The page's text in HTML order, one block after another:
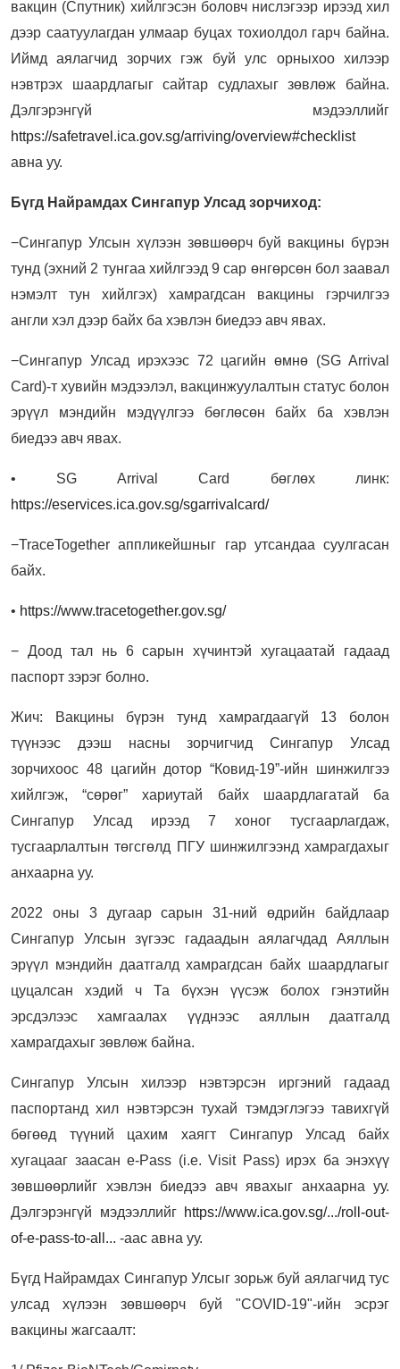
вакцин (Спутник) хийлгэсэн боловч нислэгээр ирээд хил
дээр саатуулагдан улмаар буцах тохиолдол гарч байна.
Иймд аялагчид зорчих гэж буй улс орныхоо хилээр
нэвтрэх шаардлагыг сайтар судлахыг зөвлөж байна.
Дэлгэрэнгүй мэдээллийг
https://safetravel.ica.gov.sg/arriving/overview#checklist
авна уу.
Бүгд Найрамдах Сингапур Улсад зорчиход:
−Сингапур Улсын хүлээн зөвшөөрч буй вакцины бүрэн
тунд (эхний 2 тунгаа хийлгээд 9 сар өнгөрсөн бол заавал
нэмэлт тун хийлгэх) хамрагдсан вакцины гэрчилгээ
англи хэл дээр байх ба хэвлэн биедээ авч явах.
−Сингапур Улсад ирэхээс 72 цагийн өмнө (SG Arrival
Card)-т хувийн мэдээлэл, вакцинжуулалтын статус болон
эрүүл мэндийн мэдүүлгээ бөглөсөн байх ба хэвлэн
биедээ авч явах.
• SG Arrival Card бөглөх линк:
https://eservices.ica.gov.sg/sgarrivalcard/
−TraceTogether аппликейшныг гар утсандаа суулгасан
байх.
• https://www.tracetogether.gov.sg/
− Доод тал нь 6 сарын хүчинтэй хугацаатай гадаад
паспорт зэрэг болно.
Жич: Вакцины бүрэн тунд хамрагдаагүй 13 болон
түүнээс дээш насны зорчигчид Сингапур Улсад
зорчихоос 48 цагийн дотор “Ковид-19”-ийн шинжилгээ
хийлгэж, “сөрөг” хариутай байх шаардлагатай ба
Сингапур Улсад ирээд 7 хоног тусгаарлагдаж,
тусгаарлалтын төгсгөлд ПГУ шинжилгээнд хамрагдахыг
анхаарна уу.
2022 оны 3 дугаар сарын 31-ний өдрийн байдлаар
Сингапур Улсын зүгээс гадаадын аялагчдад Аяллын
эрүүл мэндийн даатгалд хамрагдсан байх шаардлагыг
цуцалсан хэдий ч Та бүхэн үүсэж болох гэнэтийн
эрсдэлээс хамгаалах үүднээс аяллын даатгалд
хамрагдахыг зөвлөж байна.
Сингапур Улсын хилээр нэвтэрсэн иргэний гадаад
паспортанд хил нэвтэрсэн тухай тэмдэглэгээ тавихгүй
бөгөөд түүний цахим хаягт Сингапур Улсад байх
хугацааг заасан e-Pass (i.e. Visit Pass) ирэх ба энэхүү
зөвшөөрлийг хэвлэн биедээ авч явахыг анхаарна уу.
Дэлгэрэнгүй мэдээллийг https://www.ica.gov.sg/.../roll-out-
of-e-pass-to-all... -аас авна уу.
Бүгд Найрамдах Сингапур Улсыг зорьж буй аялагчид тус
улсад хүлээн зөвшөөрч буй "COVID-19"-ийн эсрэг
вакцины жагсаалт: